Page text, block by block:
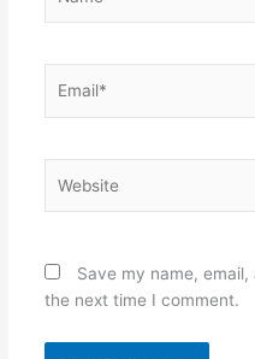
Save my name,
the next time I comment.